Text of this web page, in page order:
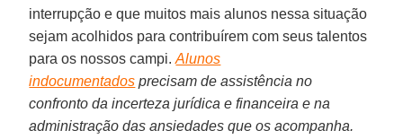
interrupção e que muitos mais alunos nessa situação
sejam acolhidos para contribuírem com seus talentos
para os nossos campi.Alunos
indocumentados precisam de assistência no
confronto da incerteza jurídica e financeira e na
administração das ansiedades que os acompanha.